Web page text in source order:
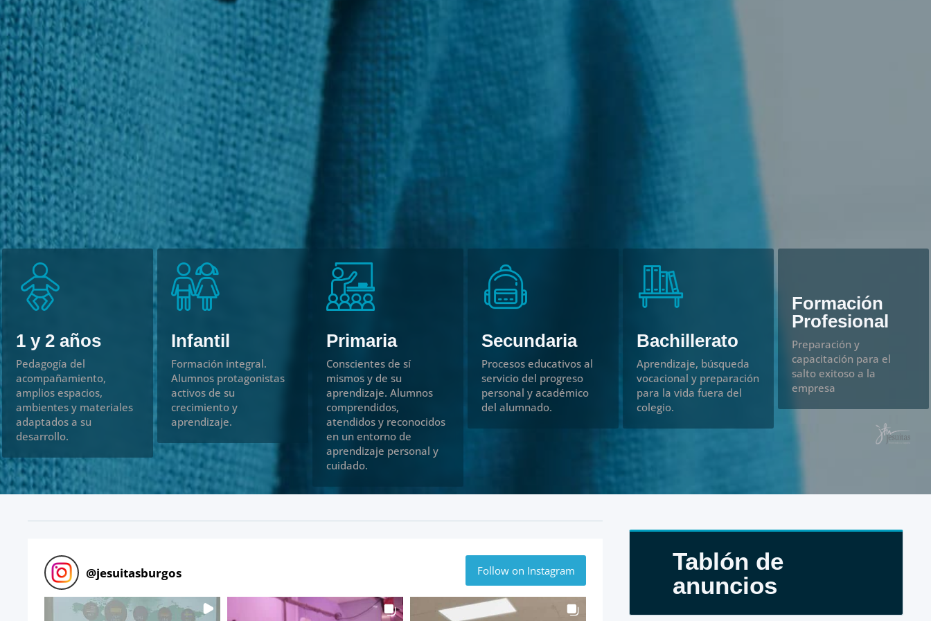
1 y 2 años
Pedagogía del
acompañamiento,
amplios espacios,
ambientes y materiales
adaptados a su
desarrollo.
Infantil
Formación integral.
Alumnos protagonistas
activos de su
crecimiento y
aprendizaje.
Primaria
Conscientes de sí
mismos y de su
aprendizaje. Alumnos
comprendidos,
atendidos y reconocidos
en un entorno de
aprendizaje personal y
cuidado.
Secundaria
Procesos educativos al
servicio del progreso
personal y académico
del alumnado.
Bachillerato
Aprendizaje, búsqueda
vocacional y preparación
para la vida fuera del
colegio.
Formación
Profesional
Preparación y
capacitación para el
salto exitoso a la
empresa
@jesuitasburgos Follow on Instagram
Tablón de
anuncios